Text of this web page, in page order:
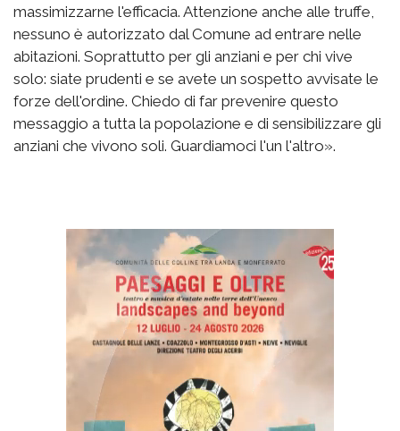
massimizzarne l'efficacia. Attenzione anche alle truffe,
nessuno è autorizzato dal Comune ad entrare nelle
abitazioni. Soprattutto per gli anziani e per chi vive
solo: siate prudenti e se avete un sospetto avvisate le
forze dell'ordine. Chiedo di far prevenire questo
messaggio a tutta la popolazione e di sensibilizzare gli
anziani che vivono soli. Guardiamoci l'un l'altro».